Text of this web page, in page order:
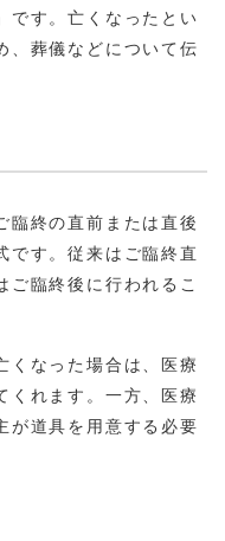
です。亡くなったとい
、葬儀などについて伝
臨終の直前または直後
です。従来はご臨終直
臨終後に行われるこ
くなった場合は、医療
くれます。一方、医療
が道具を用意する必要